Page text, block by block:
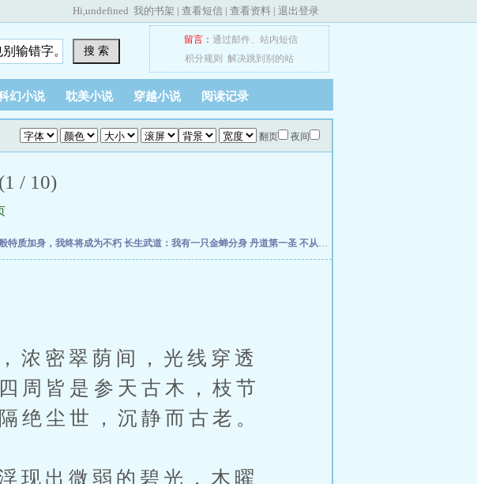
Hi,undefined 我的书架 | 查看短信 | 查看资料 | 退出登录
搜 索
留言： 通过邮件、 站内短信
积分规则
解决跳到别的站
幻小说 耽美小说 穿越小说 阅读记录
翻页 夜间
/ 10)
特质加身，我终将成为不朽 长生武道：我有一只金蝉分身 丹道第一圣 不从圣
密翠荫间，光线穿透
周皆是参天古木，枝节
绝尘世，沉静而古老。
出微弱的碧光，木曜